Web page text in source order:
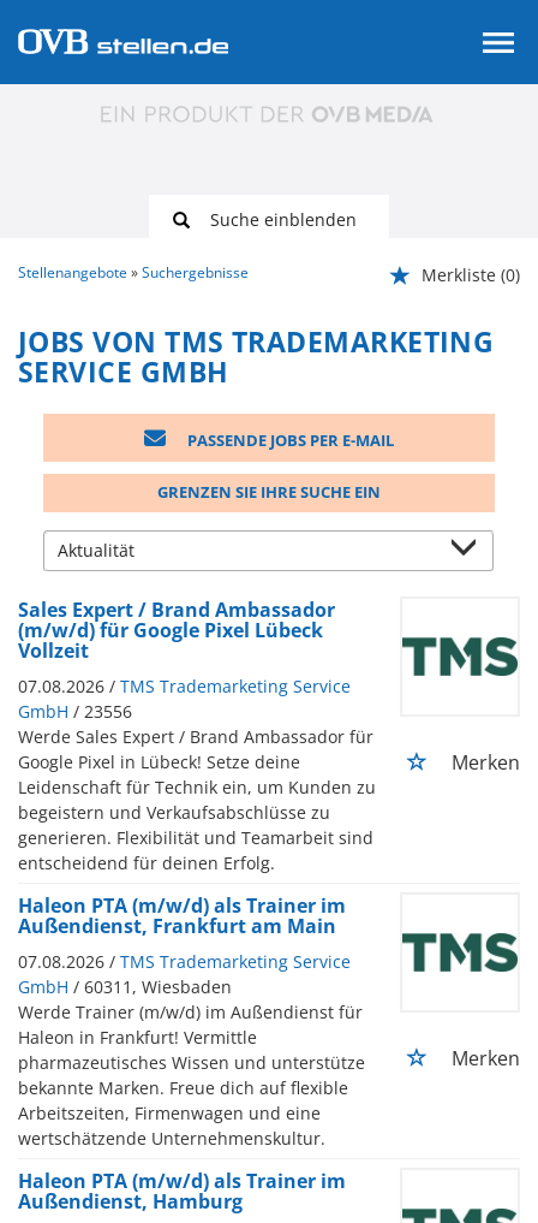
Suche einblenden
Stellenangebote Suchergebnisse Merkliste (0)
JOBS VON TMS TRADEMARKETING
SERVICE GMBH
PASSENDE JOBS PER E-MAIL
GRENZEN SIE IHRE SUCHE EIN
Sales Expert / Brand Ambassador
(m/w/d) für Google Pixel Lübeck
Vollzeit
07.08.2026 / TMS Trademarketing Service
GmbH / 23556
Werde Sales Expert / Brand Ambassador für
Google Pixel in Lübeck! Setze deine
Leidenschaft für Technik ein, um Kunden zu
begeistern und Verkaufsabschlüsse zu
generieren. Flexibilität und Teamarbeit sind
entscheidend für deinen Erfolg.
Merken
Haleon PTA (m/w/d) als Trainer im
Außendienst, Frankfurt am Main
07.08.2026 / TMS Trademarketing Service
GmbH / 60311, Wiesbaden
Werde Trainer (m/w/d) im Außendienst für
Haleon in Frankfurt! Vermittle
pharmazeutisches Wissen und unterstütze
bekannte Marken. Freue dich auf flexible
Arbeitszeiten, Firmenwagen und eine
wertschätzende Unternehmenskultur.
Merken
Haleon PTA (m/w/d) als Trainer im
Außendienst, Hamburg